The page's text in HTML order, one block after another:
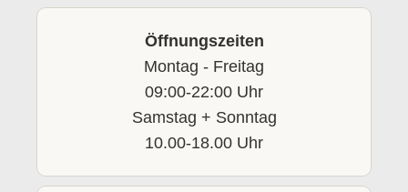
Öffnungszeiten
Montag - Freitag
09:00-22:00 Uhr
Samstag + Sonntag
10.00-18.00 Uhr